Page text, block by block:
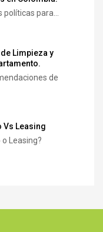
para...
Limpieza y
de
Vs Leasing
Leasing?